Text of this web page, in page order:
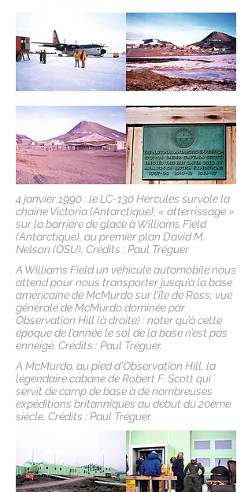
4 janvier 1990 : le LC-130 Hercules survole la
chaine Victoria (Antarctique); « atterrissage »
sur la barrière de glace à Williams Field
(Antarctique), au premier plan David M.
Nelson (OSU), Crédits : Paul Tréguer
A Williams Field un véhicule automobile nous
attend pour nous transporter jusqu’à la base
américaine de McMurdo sur l’île de Ross; vue
générale de McMurdo dominée par
Observation Hill (à droite) : noter qu’à cette
époque de l’année le sol de la base n’est pas
enneigé, Crédits : Paul Tréguer.
A McMurdo, au pied d’Observation Hill, la
légendaire cabane de Robert F. Scott qui
servit de camp de base à de nombreuses
expéditions britanniques au début du 20ème
siècle, Crédits : Paul Tréguer.